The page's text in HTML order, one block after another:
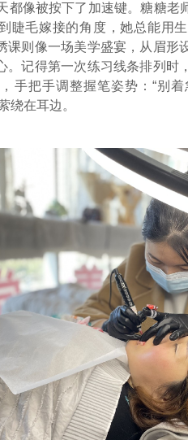
都像被按下了加速键。糖糖老
睫毛嫁接的角度，她总能用
课则像一场美学盛宴，从眉形
。记得第一次练习线条排列时
手把手调整握笔姿势：“别
绕在耳边。